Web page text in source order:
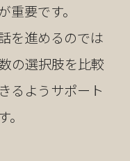
重要です。
を進めるのでは
の選択肢を比較
るようサポート